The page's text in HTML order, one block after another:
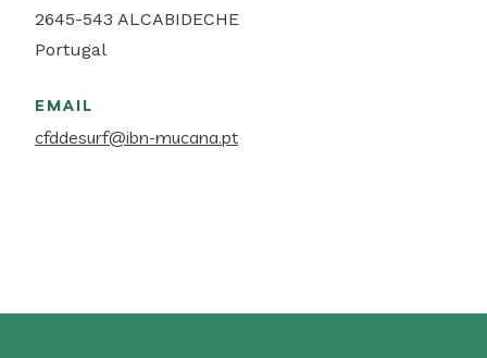
2645-543 ALCABIDECHE
Portugal
EMAIL
cfddesurf@ibn-mucana.pt